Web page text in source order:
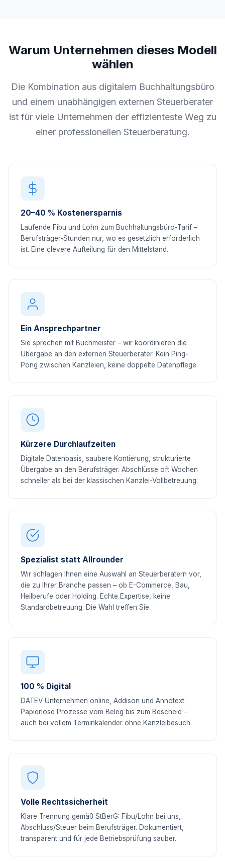
Warum Unternehmen dieses Modell
wählen
Die Kombination aus digitalem Buchhaltungsbüro
und einem unabhängigen externen Steuerberater
ist für viele Unternehmen der effizienteste Weg zu
einer professionellen Steuerberatung.
20–40 % Kostenersparnis
Laufende Fibu und Lohn zum Buchhaltungsbüro-Tarif –
Berufsträger-Stunden nur, wo es gesetzlich erforderlich
ist. Eine clevere Aufteilung für den Mittelstand.
Ein Ansprechpartner
Sie sprechen mit Buchmeister – wir koordinieren die
Übergabe an den externen Steuerberater. Kein Ping-
Pong zwischen Kanzleien, keine doppelte Datenpflege.
Kürzere Durchlaufzeiten
Digitale Datenbasis, saubere Kontierung, strukturierte
Übergabe an den Berufsträger. Abschlüsse oft Wochen
schneller als bei der klassischen Kanzlei-Vollbetreuung.
Spezialist statt Allrounder
Wir schlagen Ihnen eine Auswahl an Steuerberatern vor,
die zu Ihrer Branche passen – ob E-Commerce, Bau,
Heilberufe oder Holding. Echte Expertise, keine
Standardbetreuung. Die Wahl treffen Sie.
100 % Digital
DATEV Unternehmen online, Addison und Annotext.
Papierlose Prozesse vom Beleg bis zum Bescheid –
auch bei vollem Terminkalender ohne Kanzleibesuch.
Volle Rechtssicherheit
Klare Trennung gemäß StBerG: Fibu/Lohn bei uns,
Abschluss/Steuer beim Berufsträger. Dokumentiert,
transparent und für jede Betriebsprüfung sauber.